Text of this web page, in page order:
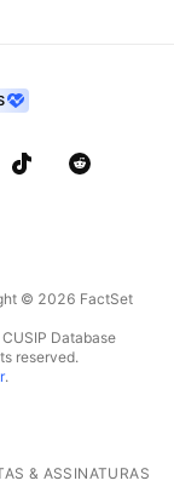
© 2026 FactSet
Database
reserved.
.
& ASSINATURAS